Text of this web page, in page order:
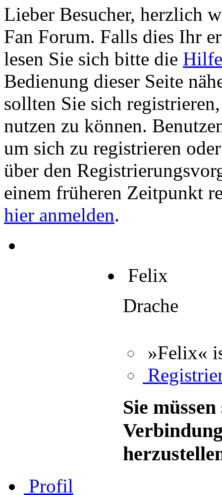
Lieber Besucher, herzlich
Fan Forum. Falls dies Ihr
lesen Sie sich bitte die Hilfe
Bedienung dieser Seite
sollten Sie sich
nutzen zu können.
um sich zu registrieren
über den
einem früheren Zeitpunkt
hier anmelden.
Felix
Drache
»Felix«
Sie
Profil